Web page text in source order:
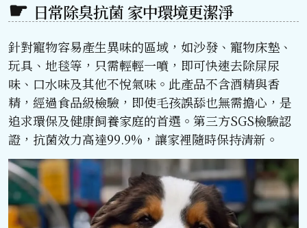
日常除臭抗菌 家中環境更潔淨
針對寵物容易產生異味的區域，如沙發、寵物床墊、
玩具、地毯等，只需輕輕一噴，即可快速去除屎尿
味、口水味及其他不悅氣味。此產品不含酒精與香
精，經過食品級檢驗，即使毛孩誤舔也無需擔心，是
追求環保及健康飼養家庭的首選。第三方SGS檢驗認
證，抗菌效力高達99.9%，讓家裡隨時保持清新。